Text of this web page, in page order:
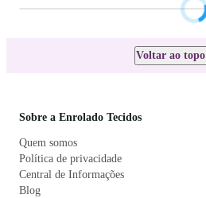
Voltar ao topo
Sobre a Enrolado Tecidos
Quem somos
Política de privacidade
Central de Informações
Blog